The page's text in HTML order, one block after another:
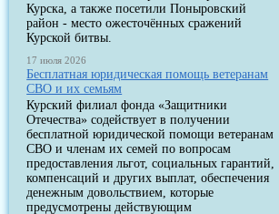
Курска, а также посетили Поныровский
район - место ожесточённых сражений
Курской битвы.
17 июля 2026
Бесплатная юридическая помощь ветеранам
СВО и их семьям
Курский филиал фонда «Защитники
Отечества» содействует в получении
бесплатной юридической помощи ветеранам
СВО и членам их семей по вопросам
предоставления льгот, социальных гарантий,
компенсаций и других выплат, обеспечения
денежным довольствием, которые
предусмотрены действующим